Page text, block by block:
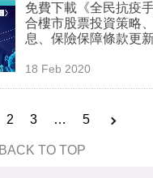
免費下載《全民抗疫
合樓市股票投資策略
息、保險保障條款更
18 Feb 2020
2 3 … 5
BACK TO TOP